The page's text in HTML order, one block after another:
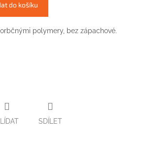
do košíku
polymery, bez zápachové.
SDÍLET